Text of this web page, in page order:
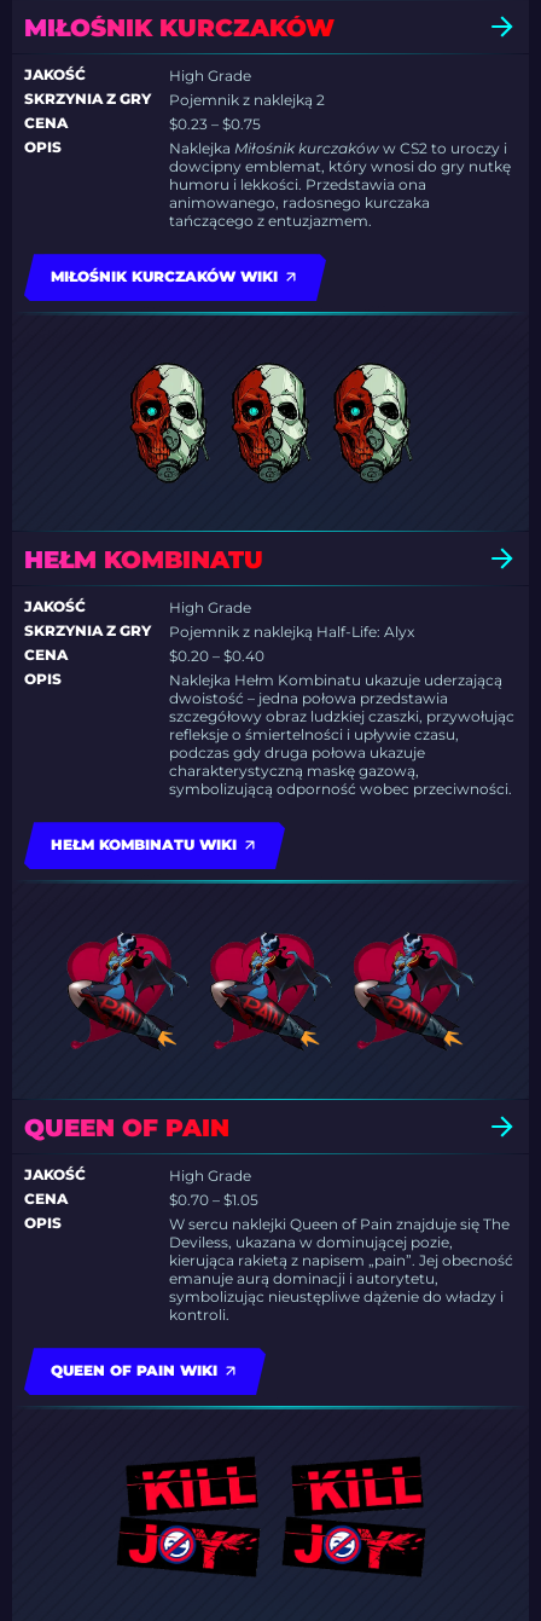
MIŁOŚNIK KURCZAKÓW
JAKOŚĆ
High Grade
SKRZYNIA Z GRY
Pojemnik z naklejką 2
CENA
$0.23 – $0.75
OPIS
NaklejkaMiłośnik kurczaków w CS2 to uroczy i
dowcipny emblemat, który wnosi do gry nutkę
humoru i lekkości. Przedstawia ona
animowanego, radosnego kurczaka
tańczącego z entuzjazmem.
MIŁOŚNIK KURCZAKÓW WIKI
HEŁM KOMBINATU
JAKOŚĆ
High Grade
SKRZYNIA Z GRY
Pojemnik z naklejką Half-Life: Alyx
CENA
$0.20 – $0.40
OPIS
Naklejka Hełm Kombinatu ukazuje uderzającą
dwoistość – jedna połowa przedstawia
szczegółowy obraz ludzkiej czaszki, przywołując
refleksje o śmiertelności i upływie czasu,
podczas gdy druga połowa ukazuje
charakterystyczną maskę gazową,
symbolizującą odporność wobec przeciwności.
HEŁM KOMBINATU WIKI
QUEEN OF PAIN
JAKOŚĆ
High Grade
CENA
$0.70 – $1.05
OPIS
W sercu naklejki Queen of Pain znajduje się The
Deviless, ukazana w dominującej pozie,
kierująca rakietą z napisem „pain”. Jej obecność
emanuje aurą dominacji i autorytetu,
symbolizując nieustępliwe dążenie do władzy i
kontroli.
QUEEN OF PAIN WIKI